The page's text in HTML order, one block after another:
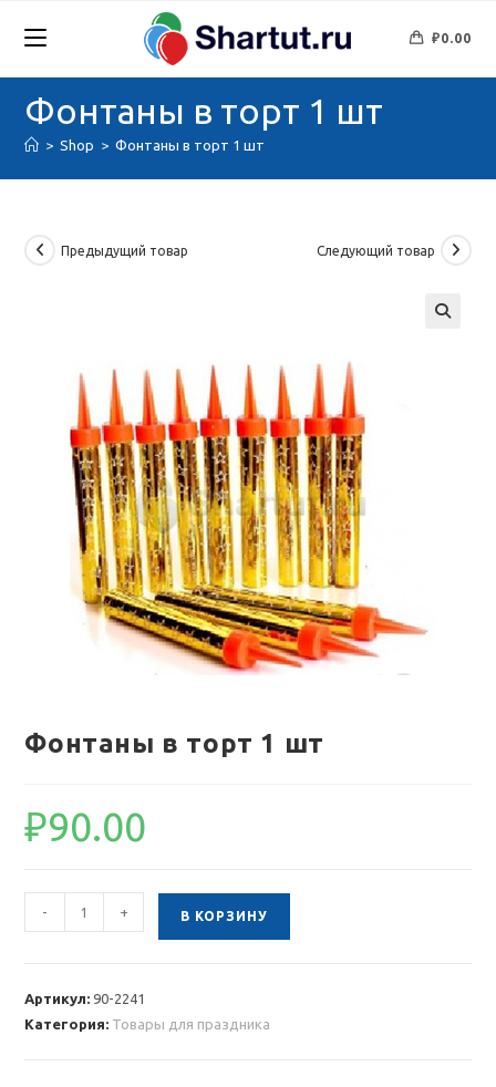
₽0.00
Фонтаны в торт 1 шт
> Shop > Фонтаны в торт 1 шт
Предыдущий товар Следующий товар
Фонтаны в торт 1 шт
₽90.00
Количество
товара
- + В КОРЗИНУ
Артикул:90-2241
Категория: Товары для праздника